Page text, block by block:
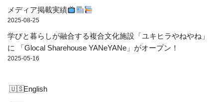
メディア掲載実績
2025-08-25
学びと暮らしが融合する複合文化施設「ユキヒラやねやね」
に 「Glocal Sharehouse YANeYANe」がオープン！
2025-05-16
English